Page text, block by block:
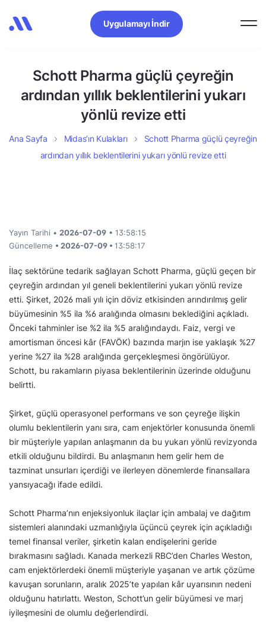
Uygulamayı İndir
Schott Pharma güçlü çeyreğin
ardından yıllık beklentilerini yukarı
yönlü revize etti
Ana Sayfa Midas’ın Kulakları
Schott Pharma güçlü çeyreğin
ardından yıllık beklentilerini yukarı yönlü revize etti
Yayın Tarihi • 2026-07-09 • 13:58:15
Güncelleme • 2026-07-09 • 13:58:17
İlaç sektörüne tedarik sağlayan Schott Pharma, güçlü geçen bir
çeyreğin ardından yıl geneli beklentilerini yukarı yönlü revize
etti. Şirket, 2026 mali yılı için döviz etkisinden arındırılmış gelir
büyümesinin %5 ila %6 aralığında olmasını beklediğini açıkladı.
Önceki tahminler ise %2 ila %5 aralığındaydı. Faiz, vergi ve
amortisman öncesi kâr (FAVÖK) bazında marjın ise yaklaşık %27
yerine %27 ila %28 aralığında gerçekleşmesi öngörülüyor.
Schott, bu rakamların piyasa beklentilerinin üzerinde olduğunu
belirtti.
Şirket, güçlü operasyonel performans ve son çeyreğe ilişkin
olumlu beklentilerin yanı sıra, cam enjektörler konusunda önemli
bir müşteriyle yapılan anlaşmanın da bu yukarı yönlü revizyonda
etkili olduğunu bildirdi. Bu anlaşmanın hem gelir hem de
tazminat unsurları içerdiği ve ilerleyen dönemlerde finansallara
yansıyacağı ifade edildi.
Schott Pharma’nın enjeksiyonluk ilaçlar için ambalaj ve dağıtım
sistemleri alanındaki uzmanlığıyla üçüncü çeyrek için açıkladığı
temel finansal veriler, şirketin kalan endişelerini geride
bırakmasını sağladı. Kanada merkezli RBC’den Charles Weston,
cam enjektörlerdeki önemli müşteriyle yaşanan ve artık çözüme
kavuşan sorunların, aralık 2025’te yapılan kâr uyarısının nedeni
olduğunu hatırlattı. Weston, Schott’un gelir büyümesi ve marj
iyileşmesini de olumlu değerlendirdi.